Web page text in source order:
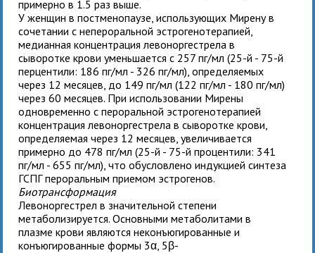
примерно в 1.5 раз выше.
У женщин в постменопаузе, использующих Мирену в
сочетании с непероральной эстрогенотерапией,
медианная концентрация левоноргестрела в
сыворотке крови уменьшается с 257 пг/мл (25-й - 75-й
перцентили: 186 пг/мл - 326 пг/мл), определяемых
через 12 месяцев, до 149 пг/мл (122 пг/мл - 180 пг/мл)
через 60 месяцев. При использовании Мирены
одновременно с пероральной эстрогенотерапией
концентрация левоноргестрела в сыворотке крови,
определяемая через 12 месяцев, увеличивается
примерно до 478 пг/мл (25-й - 75-й процентили: 341
пг/мл - 655 пг/мл), что обусловлено индукцией синтеза
ГСПГ пероральным приемом эстрогенов.
Биотрансформация
Левоноргестрел в значительной степени
метаболизируется. Основными метаболитами в
плазме крови являются неконъюгированные и
конъюгированные формы 3α, 5β-